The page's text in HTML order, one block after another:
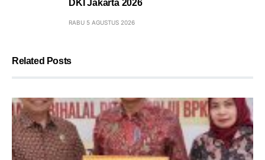
DKI Jakarta 2026
RABU 5 AGUSTUS 2026
Related Posts